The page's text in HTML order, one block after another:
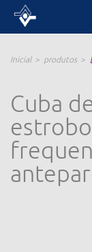
Inicial produtos
Cuba